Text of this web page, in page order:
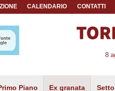
CALENDARIO CONTATTI
8
Piano Ex granata